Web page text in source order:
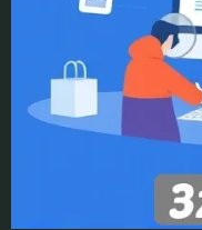
POKER
ONLINE